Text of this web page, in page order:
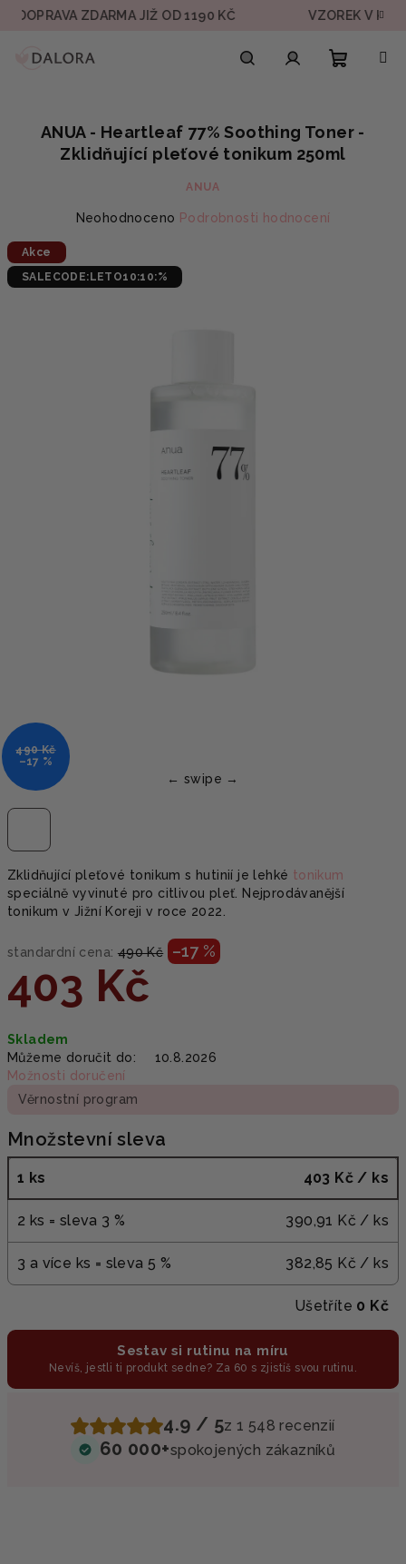
PřejítZDARMA JIŽ OD 1190 KČ VZOREK V KAŽDÉ
košík
Zklidňující pleťové tonikum s hutinií je lehké tonikum
speciálně vyvinuté pro citlivou pleť. Nejprodávanější
tonikum v Jižní Koreji v roce 2022.
standardní cena: 490 Kč –17 %
403 Kč
cena:
Skladem
Můžeme doručit do:
10.8.2026
Možnosti doručení
Věrnostní program
Množstevní sleva
1 ks 403 Kč / ks
2 ks = sleva 3 % 390,91 Kč / ks
3 a více ks = sleva 5 % 382,85 Kč / ks
Ušetříte 0 Kč
Sestav si rutinu na míru
Nevíš, jestli ti produkt sedne? Za 60 s zjistíš svou rutinu.
4.9 / 5z 1 548 recenzií
60 000+spokojených zákazníků
ANUA - Heartleaf 77% Soothing Toner -
Zklidňující pleťové tonikum 250ml
ANUA
Průměrné
je
0,0
Neohodnoceno Podrobnosti hodnocení
Akce
SALECODE:LETO10:10:%
490 Kč
–17 %